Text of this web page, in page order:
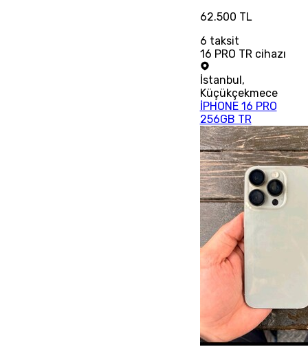
62.500 TL
6 taksit
16 PRO TR cihazı
İstanbul,
Küçükçekmece
İPHONE 16 PRO
256GB TR